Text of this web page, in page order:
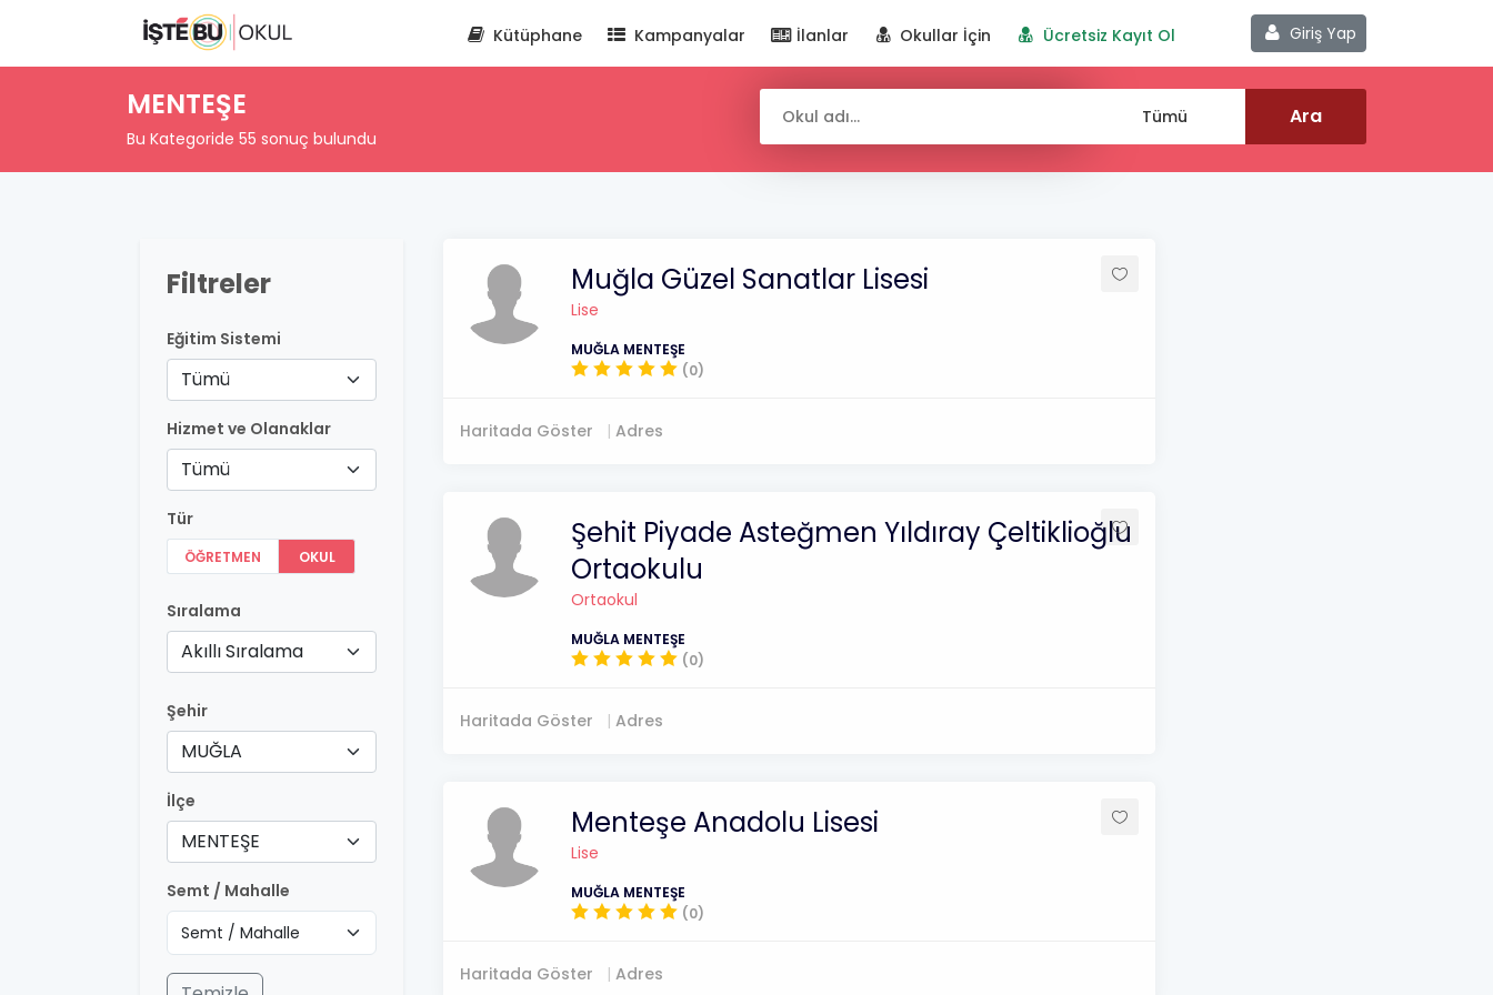
Giriş Yap
Kütüphane Kampanyalar İlanlar Okullar İçin Ücretsiz Kayıt Ol
MENTEŞE
Bu Kategoride 55 sonuç bulundu
Filtreler
Eğitim Sistemi
Tümü
Hizmet ve Olanaklar
Tümü
Tür
ÖĞRETMEN OKUL
Sıralama
Akıllı Sıralama
Şehir
MUĞLA
İlçe
MENTEŞE
Semt / Mahalle
Muğla Güzel Sanatlar Lisesi
Lise
MUĞLA MENTEŞE
(0)
Haritada Göster Adres
Şehit Piyade Asteğmen Yıldıray Çeltiklioğlu
Ortaokulu
Ortaokul
MUĞLA MENTEŞE
(0)
Haritada Göster Adres
Menteşe Anadolu Lisesi
Lise
MUĞLA MENTEŞE
(0)
Haritada Göster Adres